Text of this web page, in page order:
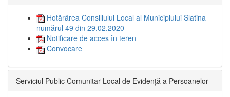
Hotărârea Consiliului Local al Municipiului Slatina
numărul 49 din 29.02.2020
Notificare de acces în teren
Convocare
Serviciul Public Comunitar Local de Evidență a Persoanelor